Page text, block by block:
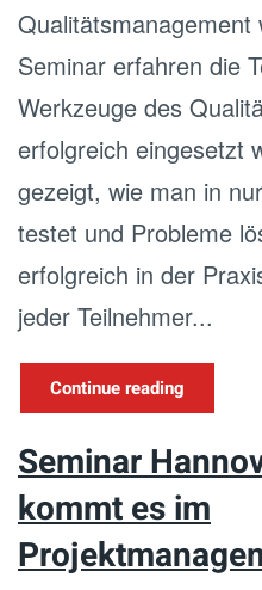
Qualitätsmanagement
Seminar erfahren die
Werkzeuge des
erfolgreich eingesetzt
gezeigt, wie man in
testet und Probleme
erfolgreich in der
jeder Teilnehmer...
Continue reading
Seminar
kommt es im